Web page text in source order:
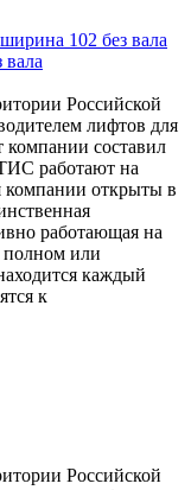
Российской
лифтов для
компании составил
работают на
компании открыты в
работающая на
полном или
каждый
к
Российской